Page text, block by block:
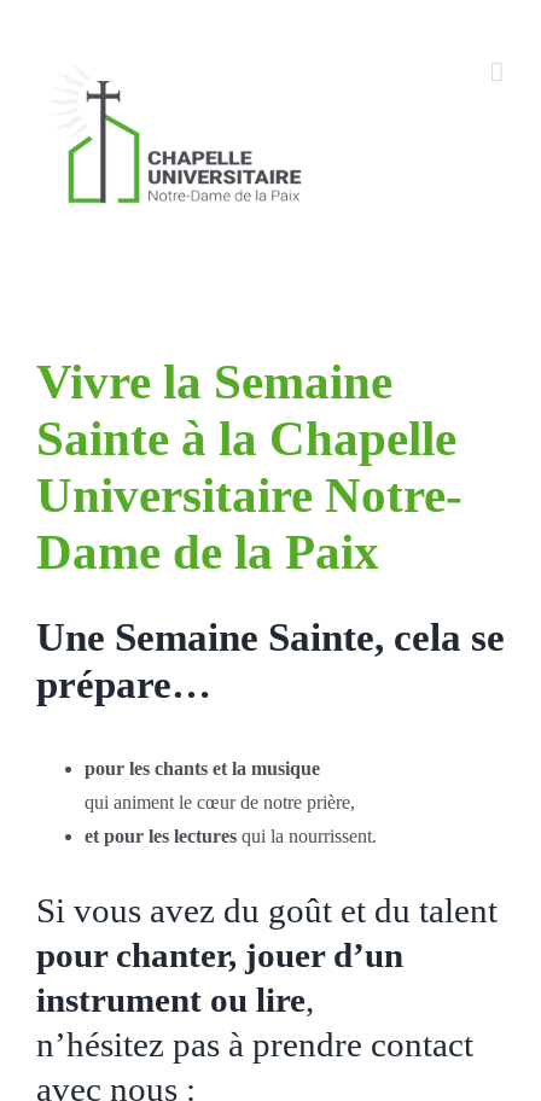
Vivre la Semaine
Sainte à la Chapelle
Universitaire Notre-
Dame de la Paix
Une Semaine Sainte, cela se
prépare…
pour les chants et la musique
qui animent le cœur de notre prière,
et pour les lecturesqui la nourrissent.
Si vous avez du goût et du talent
pour chanter, jouer d’un
instrument ou lire,
n’hésitez pas à prendre contact
avec nous :